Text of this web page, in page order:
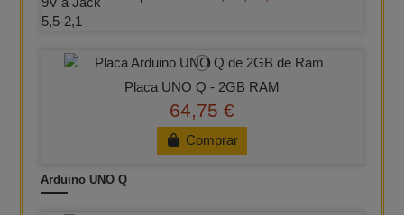
Placa UNO Q - 2GB RAM
64,75 €
Comprar
Arduino UNO Q